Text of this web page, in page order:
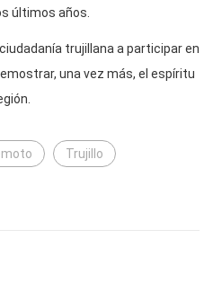
últimos años.
trujillana a participar en
una vez más, el espíritu
Trujillo